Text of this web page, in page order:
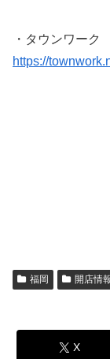
・タウンワーク
https://
福岡 開店情
X